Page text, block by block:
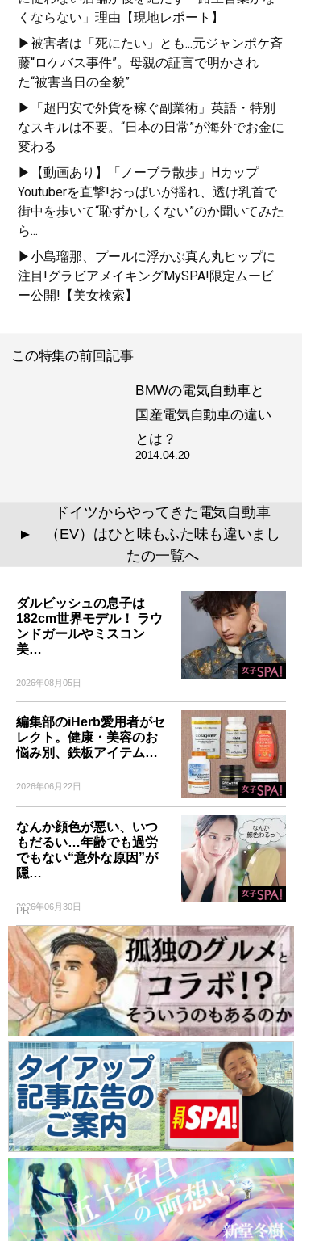
くならない」理由【現地レポート】
▶被害者は「死にたい」とも...元ジャンポケ斉
藤“ロケバス事件”。母親の証言で明かされ
た“被害当日の全貌”
▶「超円安で外貨を稼ぐ副業術」英語・特別
なスキルは不要。“日本の日常”が海外でお金に
変わる
▶【動画あり】「ノーブラ散歩」Hカップ
Youtuberを直撃!おっぱいが揺れ、透け乳首で
街中を歩いて“恥ずかしくない”のか聞いてみた
ら...
▶小島瑠那、プールに浮かぶ真ん丸ヒップに
注目!グラビアメイキングMySPA!限定ムービ
ー公開!【美女検索】
この特集の前回記事
BMWの電気自動車と
国産電気自動車の違い
とは？
2014.04.20
▲
ドイツからやってきた電気自動車
（EV）はひと味もふた味も違いまし
たの一覧へ
ダルビッシュの息子は
182cm世界モデル！ ラウ
ンドガールやミスコン
美…
2026年08月05日
編集部のiHerb愛用者がセ
レクト。健康・美容のお
悩み別、鉄板アイテム…
2026年06月22日
なんか顔色が悪い、いつ
もだるい…年齢でも過労
でもない“意外な原因”が
隠…
2026年06月30日
PR